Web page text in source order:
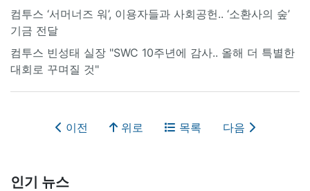
컴투스 ‘서머너즈 워’, 이용자들과 사회공헌.. ‘소환사의 숲’
기금 전달
컴투스 빈성태 실장 "SWC 10주년에 감사.. 올해 더 특별한
대회로 꾸며질 것"
이전 위로 목록 다음
인기 뉴스